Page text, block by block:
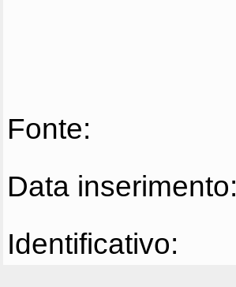
Fonte:
Data inserimento:
Identificativo: